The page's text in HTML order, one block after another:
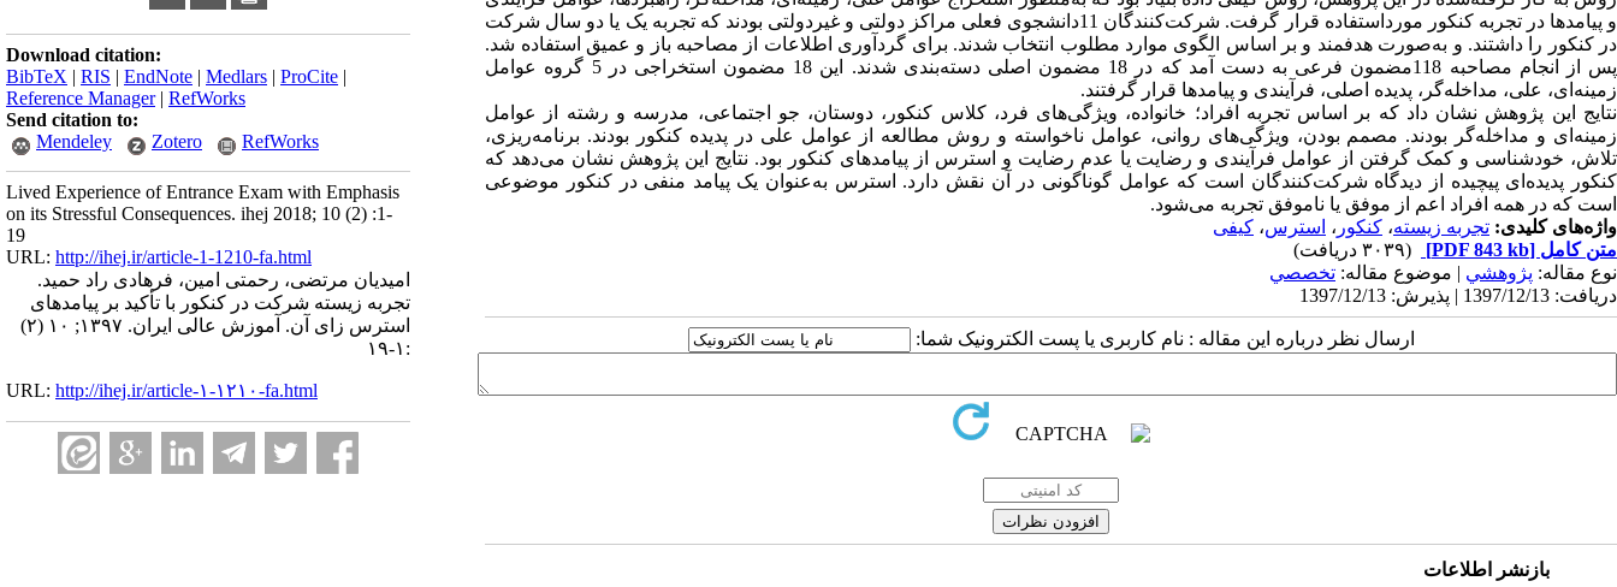
Download citation:
BibTeX | RIS | EndNote | Medlars | ProCite |
Reference Manager| RefWorks
Send citation to:
Mendeley
Zotero RefWorks
Lived Experience of Entrance Exam with Emphasis
on its Stressful Consequences. ihej 2018; 10 (2) :1-
19
URL: http://ihej.ir/article-1-1210-fa.html
امیدیان مرتضی، رحمتی امین، فرهادی راد حمید.
تجربه زیسته شرکت در کنکور با تأکید بر پیامدهای
استرس زای آن. آموزش عالی ایران. ۱۳۹۷; ۱۰ (۲)
:۱-۱۹
URL: http://ihej.ir/article-۱-۱۲۱۰-fa.html
و پیامدها در
تجربه کنکور مورداستفاده قرار گرفت. شرکت‌کنندگان 11دانشجوی فعلی مراکز دولتی و غیردولتی بودند که تجربه یک یا دو سال شرکت
در کنکور را داشتند. و به‌صورت هدفمند و بر اساس الگوی موارد مطلوب انتخاب شدند. برای گردآوری اطلاعات از مصاحبه باز و عمیق استفاده شد.
پس از انجام مصاحبه 118مضمون فرعی به دست آمد که در 18 مضمون اصلی دسته‌بندی شدند. این 18 مضمون استخراجی در 5 گروه عوامل
زمینه‌ای، علی، مداخله‌گر، پدیده اصلی، فرآیندی و پیامدها قرار گرفتند.
نتایج این پژوهش نشان داد که بر اساس تجربه افراد؛ خانواده، ویژگی‌های فرد، کلاس کنکور، دوستان، جو اجتماعی، مدرسه و رشته از عوامل
زمینه‌ای و مداخله‌گر بودند. مصمم بودن، ویژگی‌های روانی، عوامل ناخواسته و روش مطالعه از عوامل علی در پدیده کنکور بودند. برنامه‌ریزی،
تلاش، خودشناسی و کمک گرفتن از عوامل فرآیندی و رضایت یا عدم رضایت و استرس از پیامدهای کنکور بود. نتایج این پژوهش نشان می‌دهد که
کنکور پدیده‌ای پیچیده از دیدگاه شرکت‌کنندگان است که عوامل گوناگونی در آن نقش دارد. استرس به‌عنوان یک پیامد منفی در کنکور موضوعی
است که در همه افراد اعم از موفق یا ناموفق تجربه می‌شود.
واژه‌های کلیدی: تجربه زیسته، کنکور ، استرس، کیفی
متن کامل [PDF 843 kb]
(۳۰۳۹ دریافت)
نوع مقاله: پژوهشي | موضوع مقاله: تخصصي
دریافت: 1397/12/13 | پذیرش: 1397/12/13
ارسال نظر درباره این مقاله : نام کاربری یا پست الکترونیک شما:
بازنشر اطلاعات